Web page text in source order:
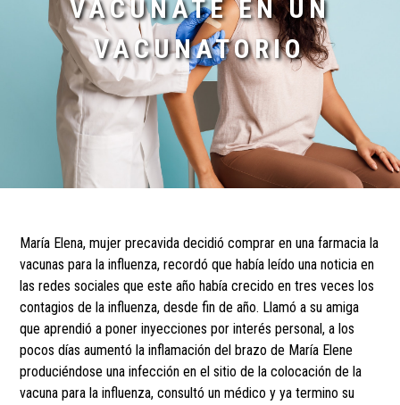
VACUNATE EN UN
VACUNATORIO
María Elena, mujer precavida decidió comprar en una farmacia la
vacunas para la influenza, recordó que había leído una noticia en
las redes sociales que este año había crecido en tres veces los
contagios de la influenza, desde fin de año. Llamó a su amiga
que aprendió a poner inyecciones por interés personal, a los
pocos días aumentó la inflamación del brazo de María Elene
produciéndose una infección en el sitio de la colocación de la
vacuna para la influenza, consultó un médico y ya termino su